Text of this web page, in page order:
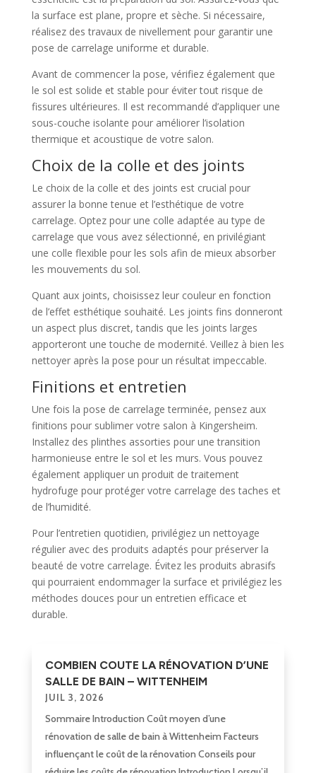
la surface est plane, propre et sèche. Si nécessaire,
réalisez des travaux de nivellement pour garantir une
pose de carrelage uniforme et durable.
Avant de commencer la pose, vérifiez également que
le sol est solide et stable pour éviter tout risque de
fissures ultérieures. Il est recommandé d’appliquer une
sous-couche isolante pour améliorer l’isolation
thermique et acoustique de votre salon.
Choix de la colle et des joints
Le choix de la colle et des joints est crucial pour
assurer la bonne tenue et l’esthétique de votre
carrelage. Optez pour une colle adaptée au type de
carrelage que vous avez sélectionné, en privilégiant
une colle flexible pour les sols afin de mieux absorber
les mouvements du sol.
Quant aux joints, choisissez leur couleur en fonction
de l’effet esthétique souhaité. Les joints fins donneront
un aspect plus discret, tandis que les joints larges
apporteront une touche de modernité. Veillez à bien les
nettoyer après la pose pour un résultat impeccable.
Finitions et entretien
Une fois la pose de carrelage terminée, pensez aux
finitions pour sublimer votre salon à Kingersheim.
Installez des plinthes assorties pour une transition
harmonieuse entre le sol et les murs. Vous pouvez
également appliquer un produit de traitement
hydrofuge pour protéger votre carrelage des taches et
de l’humidité.
Pour l’entretien quotidien, privilégiez un nettoyage
régulier avec des produits adaptés pour préserver la
beauté de votre carrelage. Évitez les produits abrasifs
qui pourraient endommager la surface et privilégiez les
méthodes douces pour un entretien efficace et
durable.
COMBIEN COUTE LA RÉNOVATION D’UNE
SALLE DE BAIN – WITTENHEIM
JUIL 3, 2026
Sommaire Introduction Coût moyen d’une
rénovation de salle de bain à Wittenheim Facteurs
influençant le coût de la rénovation Conseils pour